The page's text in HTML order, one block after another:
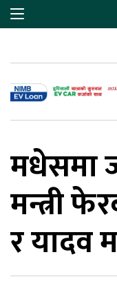
मधेसमा
मन्त्री
र यादव